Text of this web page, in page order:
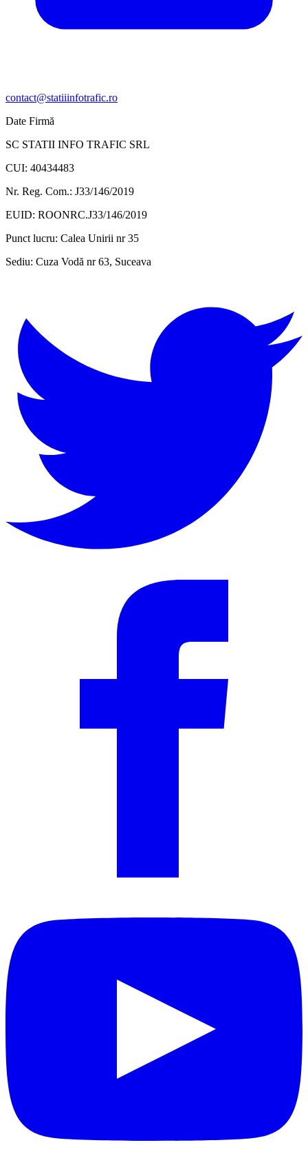
contact@statiiinfotrafic.ro
Date Firmă
SC STATII INFO TRAFIC SRL
CUI: 40434483
Nr. Reg. Com.: J33/146/2019
EUID: ROONRC.J33/146/2019
Punct lucru: Calea Unirii nr 35
Sediu: Cuza Vodă nr 63, Suceava